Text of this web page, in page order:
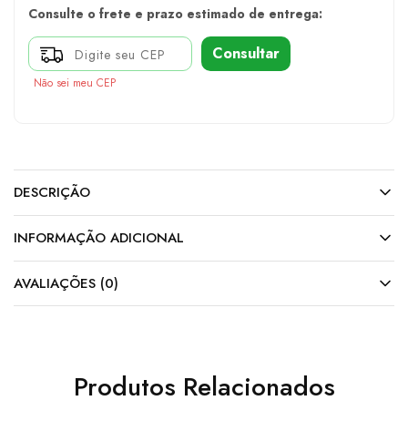
Consulte o frete e prazo estimado de entrega:
Consultar
Não sei meu CEP
DESCRIÇÃO
INFORMAÇÃO ADICIONAL
AVALIAÇÕES (0)
Produtos Relacionados